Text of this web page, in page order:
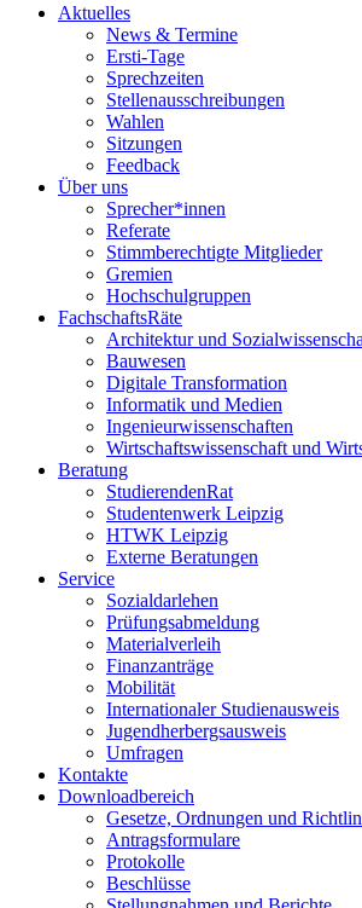
Aktuelles
News & Termine
Ersti-Tage
Sprechzeiten
Stellenausschreibungen
Wahlen
Sitzungen
Feedback
Über uns
Sprecher*innen
Referate
Stimmberechtigte Mitglieder
Gremien
Hochschulgruppen
FachschaftsRäte
Architektur und
Bauwesen
Digitale Transformation
Informatik und Medien
Ingenieurwissenschaften
Wirtschaftswissenschaft und
Beratung
StudierendenRat
Studentenwerk Leipzig
HTWK Leipzig
Externe Beratungen
Service
Sozialdarlehen
Prüfungsabmeldung
Materialverleih
Finanzanträge
Mobilität
Internationaler Studienausweis
Jugendherbergsausweis
Umfragen
Kontakte
Downloadbereich
Gesetze, Ordnungen und
Antragsformulare
Protokolle
Beschlüsse